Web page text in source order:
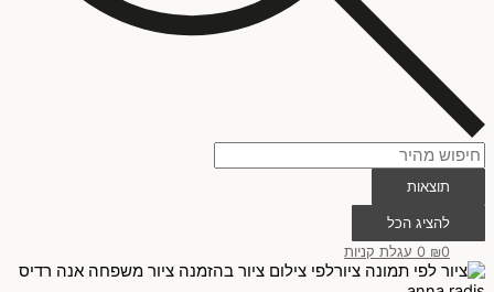
תוצאות
להציג הכל
₪0
0 עגלת קניות